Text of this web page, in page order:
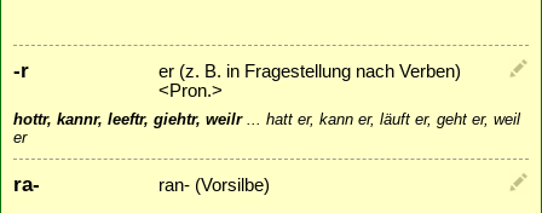
-r
er (z. B. in Fragestellung nach Verben)
<Pron.>
hottr, kannr, leeftr, giehtr, weilr... hatt er, kann er, läuft er, geht er, weil
er
ra- ran- (Vorsilbe)